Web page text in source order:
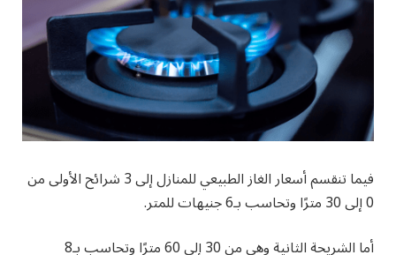
فيما تنقسم أسعار الغاز الطبيعي للمنازل إلى 3 شرائح الأولى من
0 إلى 30 مترًا وتحاسب بـ6 جنيهات للمتر.
أما الشريحة الثانية وهي من 30 إلى 60 مترًا وتحاسب بـ8